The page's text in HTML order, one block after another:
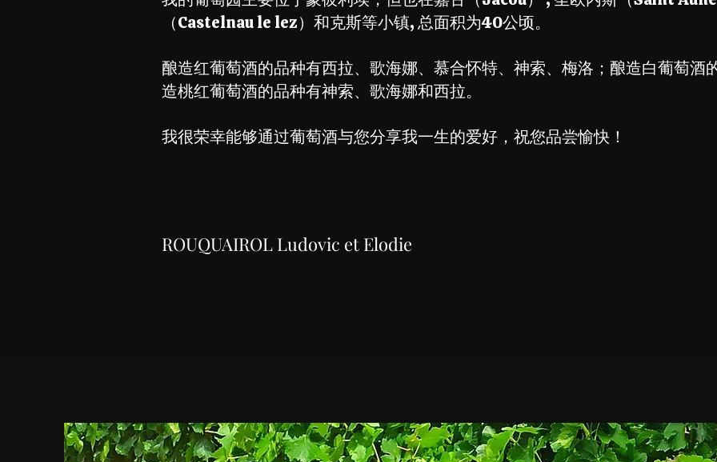
（Castelnau le lez）和克斯等小镇, 总面积为40公顷。
酿造红葡萄酒的品种有西拉、歌海娜、慕合怀特、神索、梅洛；酿造白葡萄酒
造桃红葡萄酒的品种有神索、歌海娜和西拉。
我很荣幸能够通过葡萄酒与您分享我一生的爱好，祝您品尝愉快！
ROUQUAIROL Ludovic et Elodie